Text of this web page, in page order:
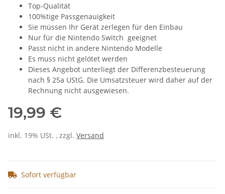
Top-Qualität
100%tige Passgenauigkeit
Sie müssen Ihr Gerät zerlegen für den Einbau
Nur für die Nintendo Switch geeignet
Passt nicht in andere Nintendo Modelle
Es muss nicht gelötet werden
Dieses Angebot unterliegt der Differenzbesteuerung
nach § 25a UStG. Die Umsatzsteuer wird daher auf der
Rechnung nicht ausgewiesen.
19,99 €
inkl. 19% USt. , zzgl. Versand
Sofort verfügbar